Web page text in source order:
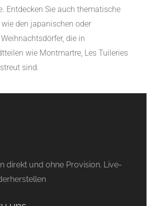
Entdecken Sie auch thematische
den japanischen oder
die in
wie Montmartre, Les Tuileries
sind.
direkt und ohne Provision. Live-